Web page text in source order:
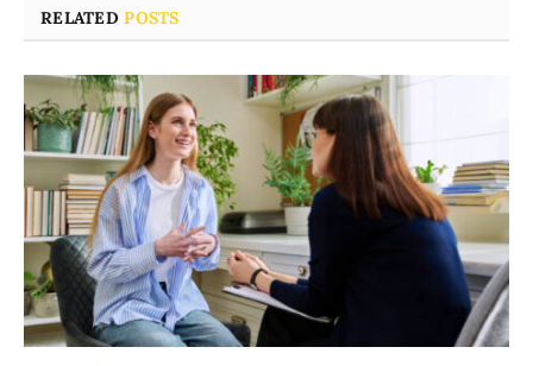
RELATEDPOSTS